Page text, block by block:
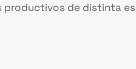
de distinta